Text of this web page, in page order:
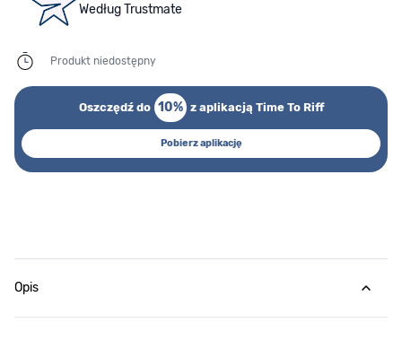
Według Trustmate
Produkt niedostępny
Oszczędź do 10% z aplikacją Time To Riff
Pobierz aplikację
Opis